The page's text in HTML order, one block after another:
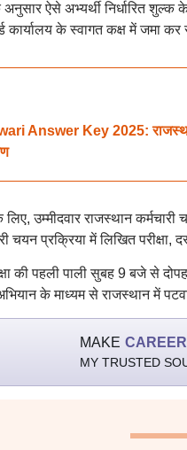
अनुसार ऐसे अभ्यर्थी निर्धारित
कार्यालय के स्वागत कक्ष में जमा
Answer Key 2025: राजस्थान
उम्मीदवार राजस्थान
चयन प्रक्रिया में लिखित परीक्षा,
की पहली पाली सुबह 9 बजे से
अभियान के माध्यम से राजस्थान में
MAKE
MY TRUSTED